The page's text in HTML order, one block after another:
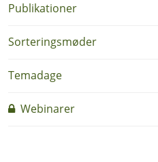
Publikationer
Sorteringsmøder
Temadage
Webinarer